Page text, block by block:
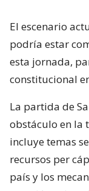
El escenario
podría estar
esta jornada,
constitucional
La partida de
obstáculo en la
incluye temas
recursos per
país y los